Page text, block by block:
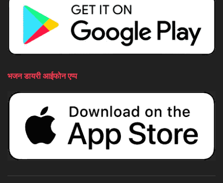
भजन डायरी आईफोन एप्प